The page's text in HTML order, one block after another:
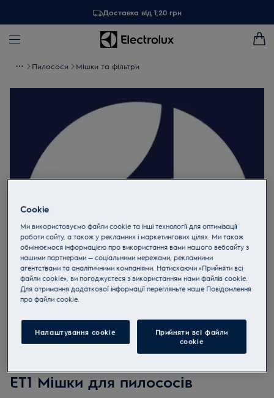
Доставка від 1,20 грн
Пилососи Мішки та фільтри
ET1 Мішки для пилососів
Cookie
Ми використовуємо файли cookie та інші технології для оптимізації
роботи сайту, а також у рекламних і маркетингових цілях. Ми також
обмінюємося інформацією про використання вами нашого вебсайту з
нашими партнерами — соціальними мережами, рекламними
агентствами та аналітичними компаніями. Натискаючи «Прийняти всі
файли cookie», ви погоджуєтеся з використанням нами файлів cookie.
Для отримання додаткової інформації перегляньте наше Пoвідомлення
прo файли cookie.
Налаштування cookie
Прийняти всі файли
сookie